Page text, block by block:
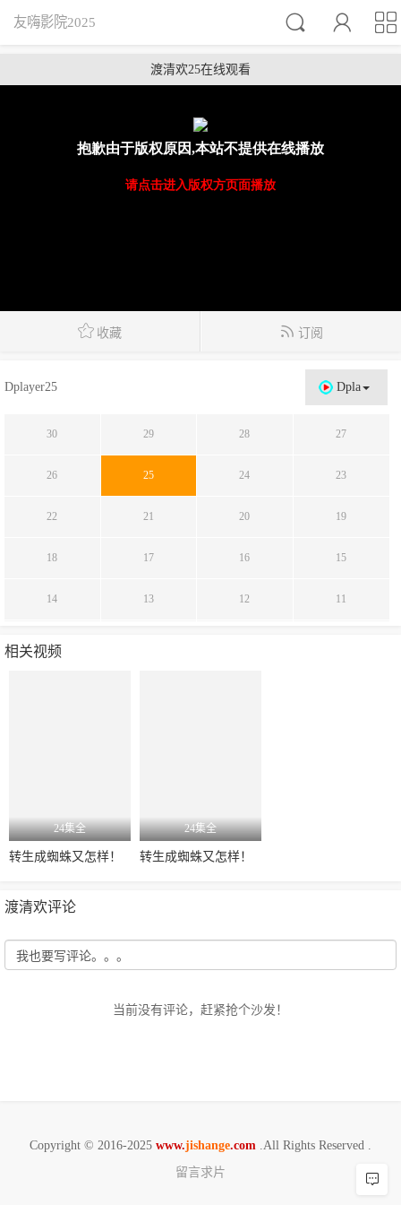



友嗨影院2025
渡清欢25在线观看
 收藏  订阅
Dpla
Dplayer25
30 29 28 27
26 25 24 23
22 21 20 19
18 17 16 15
14 13 12 11
相关视频
24集全
转生成蜘蛛又怎样！
24集全
转生成蜘蛛又怎样！
渡清欢评论
当前没有评论，赶紧抢个沙发！
Copyright © 2016-2025 www.jishange.com .All Rights Reserved .
留言求片
